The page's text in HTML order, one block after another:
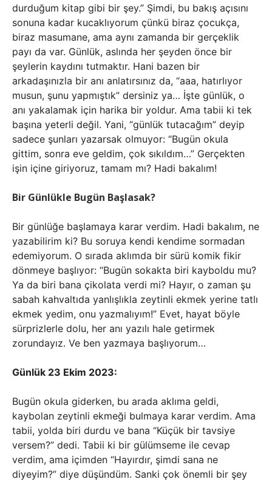
durduğum kitap gibi bir şey.” Şimdi, bu bakış açısını
sonuna kadar kucaklıyorum çünkü biraz çocukça,
biraz masumane, ama aynı zamanda bir gerçeklik
payı da var. Günlük, aslında her şeyden önce bir
şeylerin kaydını tutmaktır. Hani bazen bir
arkadaşınızla bir anı anlatırsınız da, “aaa, hatırlıyor
musun, şunu yapmıştık” dersiniz ya… İşte günlük, o
anı yakalamak için harika bir yoldur. Ama tabii ki tek
başına yeterli değil. Yani, “günlük tutacağım” deyip
sadece şunları yazarsak olmuyor: “Bugün okula
gittim, sonra eve geldim, çok sıkıldım…” Gerçekten
işin içine giriyoruz, tamam mı? Hadi bakalım!
Bir Günlükle Bugün Başlasak?
Bir günlüğe başlamaya karar verdim. Hadi bakalım, ne
yazabilirim ki? Bu soruya kendi kendime sormadan
edemiyorum. O sırada aklımda bir sürü komik fikir
dönmeye başlıyor: “Bugün sokakta biri kayboldu mu?
Ya da biri bana çikolata verdi mi? Hayır, o zaman şu
sabah kahvaltıda yanlışlıkla zeytinli ekmek yerine tatlı
ekmek yedim, onu yazmalıyım!” Evet, hayat böyle
sürprizlerle dolu, her anı yazılı hale getirmek
zorundayız. Ve ben yazmaya başlıyorum…
Günlük 23 Ekim 2023:
Bugün okula giderken, bu arada aklıma geldi,
kaybolan zeytinli ekmeği bulmaya karar verdim. Ama
tabii, yolda biri durdu ve bana “Küçük bir tavsiye
versem?” dedi. Tabii ki bir gülümseme ile cevap
verdim, ama içimden “Hayırdır, şimdi sana ne
diyeyim?” diye düşündüm. Sanki çok önemli bir şey